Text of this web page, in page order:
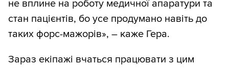
не вплине на роботу медичної апаратури та
стан пацієнтів, бо усе продумано навіть до
таких форс-мажорів», – каже Гера.
Зараз екіпажі вчаться працювати з цим